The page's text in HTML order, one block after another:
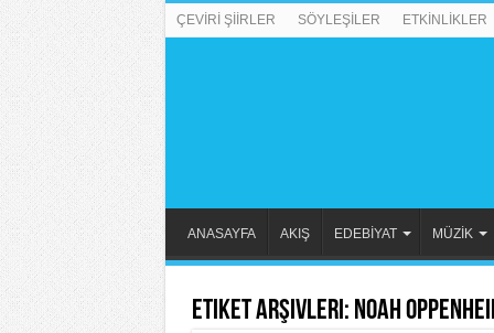
ÇEVİRİ ŞİİRLER SÖYLEŞİLER ETKİNLİKLER
ANASAYFA AKIŞ EDEBİYAT MÜZİK
Etiket Arşivleri: Noah